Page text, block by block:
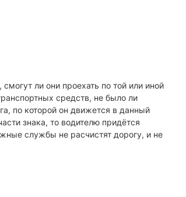
ли они проехать по той или иной
средств, не было ли
по которой он движется в данный
знака, то водителю придётся
службы не расчистят дорогу, и не